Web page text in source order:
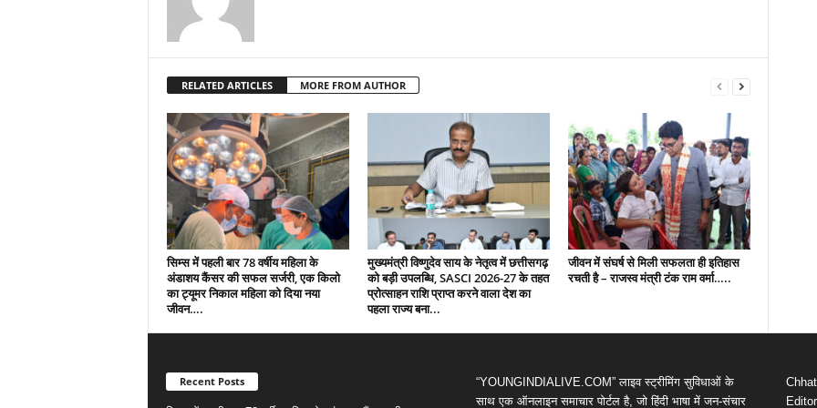
RELATED ARTICLES MORE FROM AUTHOR
सिम्स में पहली बार 78 वर्षीय महिला के
अंडाशय कैंसर की सफल सर्जरी, एक किलो
का ट्यूमर निकाल महिला को दिया नया
जीवन….
मुख्यमंत्री विष्णुदेव साय के नेतृत्व में छत्तीसगढ़
को बड़ी उपलब्धि, SASCI 2026-27 के तहत
प्रोत्साहन राशि प्राप्त करने वाला देश का
पहला राज्य बना...
जीवन में संघर्ष से मिली सफलता ही इतिहास
रचती है – राजस्व मंत्री टंक राम वर्मा…..
Recent Posts
“YOUNGINDIALIVE.COM” लाइव स्ट्रीमिंग सुविधाओं के
साथ एक ऑनलाइन समाचार पोर्टल है, जो हिंदी भाषा में जन-संचार